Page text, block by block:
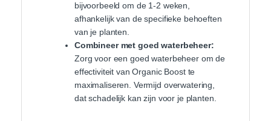
bijvoorbeeld om de 1-2 weken,
afhankelijk van de specifieke behoeften
van je planten.
Combineer met goed waterbeheer:
Zorg voor een goed waterbeheer om de
effectiviteit van Organic Boost te
maximaliseren. Vermijd overwatering,
dat schadelijk kan zijn voor je planten.